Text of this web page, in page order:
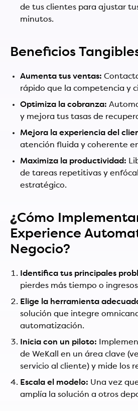
de tus clientes para ajustar
minutos.
Beneficios
Aumenta tus ventas:
rápido que la competencia y
Optimiza la cobranza:
y mejora tus tasas de
Mejora la experiencia del
atención fluida y coherente
Maximiza la productividad:
de tareas repetitivas y
estratégico.
¿Cómo
Experience
Negocio?
Identifica tus principales
pierdes más tiempo o
Elige la herramienta
solución que integre
automatización.
Inicia con un piloto:
de WeKall en un área clave
servicio al cliente) y mide los
Escala el modelo: Una vez
amplía la solución a otros